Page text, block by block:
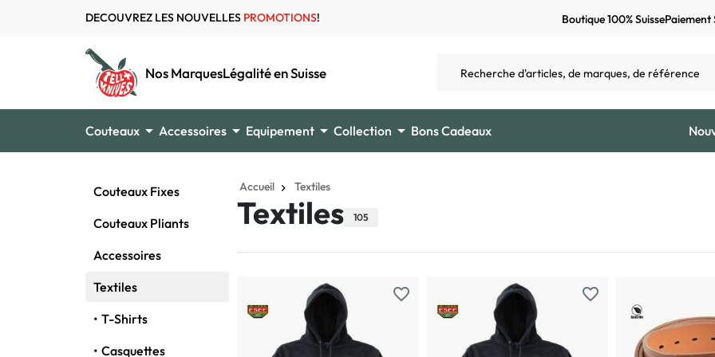
DECOUVREZ LES NOUVELLES PROMOTIONS! Boutique 100% SuissePaiement
Nos MarquesLégalité en Suisse
Couteaux  Accessoires  Equipement  Collection  Bons Cadeaux
Couteaux Fixes
Couteaux Pliants
Accessoires
Textiles
T-Shirts
Casquettes
Accueil Textiles
Textiles 105
favorite_border favorite_border